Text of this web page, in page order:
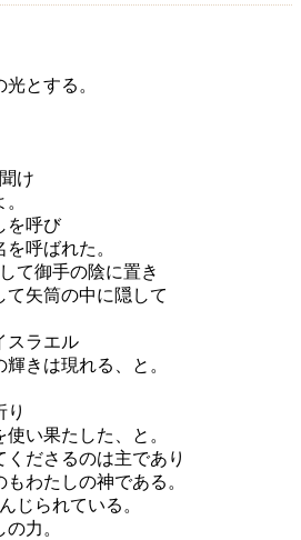
とする。
け
を呼び
呼ばれた。
て御手の陰に置き
て矢筒の中に隠して
スラエル
きは現れる、と。
り
い果たした、と。
くださるのは主であり
わたしの神である。
じられている。
力。